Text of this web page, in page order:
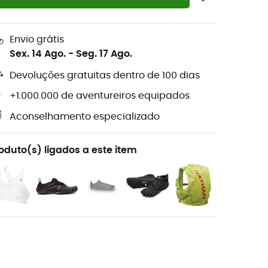
Envio grátis
Sex. 14 Ago. - Seg. 17 Ago.
Devoluções gratuitas dentro de 100 dias
+1.000.000 de aventureiros equipados
Aconselhamento especializado
ligados a este item